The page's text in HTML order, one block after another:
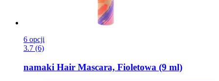
6 opcji
3.7 (6)
namaki Hair Mascara, Fioletowa (9 ml)